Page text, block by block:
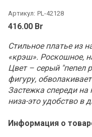
Артикул: PL-42128
416.00 Br
Стильное платье из
«крэш». Роскошное,
Цвет – серый "пепел
фигуру,
Застежка спереди на
низа-это удобство в
Информация о